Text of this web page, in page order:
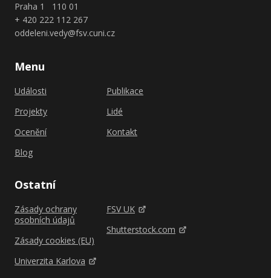
Praha 1 110 01
+ 420 222 112 267
oddeleni.vedy@fsv.cuni.cz
Menu
Události
Projekty
Ocenění
Blog
Publikace
Lidé
Kontakt
Ostatní
Zásady ochrany
osobních údajů
Zásady cookies (EU)
Univerzita Karlova
FSV UK
Shutterstock.com